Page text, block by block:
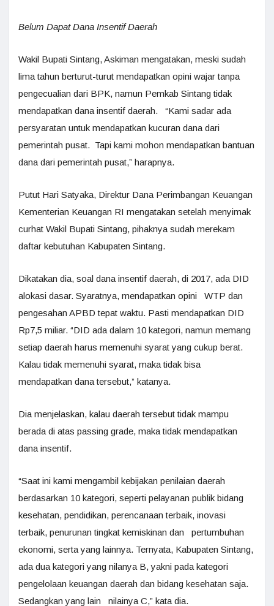
Belum Dapat Dana Insentif Daerah
Wakil Bupati Sintang, Askiman mengatakan, meski sudah
lima tahun berturut-turut mendapatkan opini wajar tanpa
pengecualian dari BPK, namun Pemkab Sintang tidak
mendapatkan dana insentif daerah. “Kami sadar ada
persyaratan untuk mendapatkan kucuran dana dari
pemerintah pusat. Tapi kami mohon mendapatkan bantuan
dana dari pemerintah pusat,” harapnya.
Putut Hari Satyaka, Direktur Dana Perimbangan Keuangan
Kementerian Keuangan RI mengatakan setelah menyimak
curhat Wakil Bupati Sintang, pihaknya sudah merekam
daftar kebutuhan Kabupaten Sintang.
Dikatakan dia, soal dana insentif daerah, di 2017, ada DID
alokasi dasar. Syaratnya, mendapatkan opini WTP dan
pengesahan APBD tepat waktu. Pasti mendapatkan DID
Rp7,5 miliar. “DID ada dalam 10 kategori, namun memang
setiap daerah harus memenuhi syarat yang cukup berat.
Kalau tidak memenuhi syarat, maka tidak bisa
mendapatkan dana tersebut,” katanya.
Dia menjelaskan, kalau daerah tersebut tidak mampu
berada di atas passing grade, maka tidak mendapatkan
dana insentif.
“Saat ini kami mengambil kebijakan penilaian daerah
berdasarkan 10 kategori, seperti pelayanan publik bidang
kesehatan, pendidikan, perencanaan terbaik, inovasi
terbaik, penurunan tingkat kemiskinan dan pertumbuhan
ekonomi, serta yang lainnya. Ternyata, Kabupaten Sintang,
ada dua kategori yang nilanya B, yakni pada kategori
pengelolaan keuangan daerah dan bidang kesehatan saja.
Sedangkan yang lain nilainya C,” kata dia.